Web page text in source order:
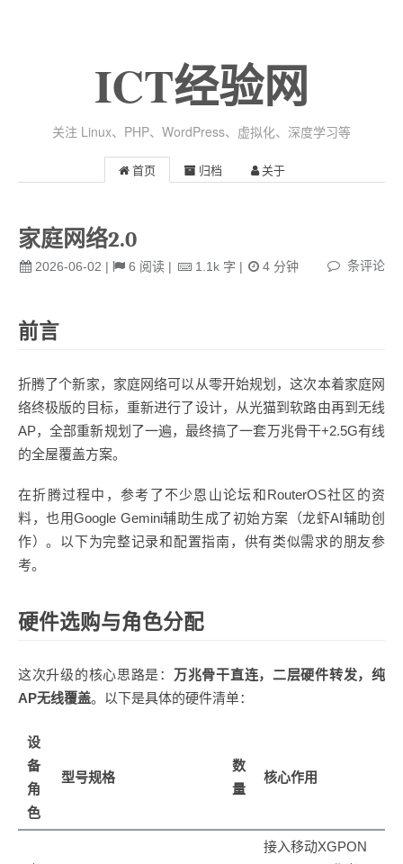
ICT经验网
关注 Linux、PHP、WordPress、虚拟化、深度学习等
首页 归档 关于
家庭网络2.0
2026-06-02 | 6 阅读 | 1.1k字 | 4分钟 条评论
前言
折腾了个新家，家庭网络可以从零开始规划，这次本着家庭网
络终极版的目标，重新进行了设计，从光猫到软路由再到无线
AP，全部重新规划了一遍，最终搞了一套万兆骨干+2.5G有线
的全屋覆盖方案。
在折腾过程中，参考了不少恩山论坛和RouterOS社区的资
料，也用Google Gemini辅助生成了初始方案（龙虾AI辅助创
作）。以下为完整记录和配置指南，供有类似需求的朋友参
考。
硬件选购与角色分配
这次升级的核心思路是： 万兆骨干直连，二层硬件转发，纯
AP无线覆盖。以下是具体的硬件清单：
设
备
角
色
型号规格
数
量
核心作用
接入移动XGPON